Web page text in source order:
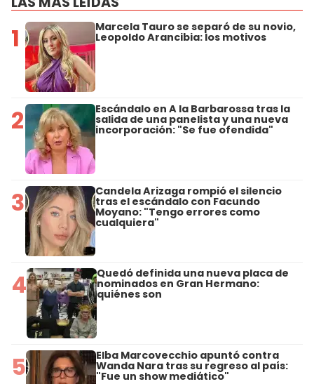
1 Marcela Tauro se separó de su novio,
Leopoldo Arancibia: los motivos
2 Escándalo en A la Barbarossa tras la
salida de una panelista y una nueva
incorporación: "Se fue ofendida"
3 Candela Arizaga rompió el silencio
tras el escándalo con Facundo
Moyano: "Tengo errores como
cualquiera"
4 Quedó definida una nueva placa de
nominados en Gran Hermano:
quiénes son
5 Elba Marcovecchio apuntó contra
Wanda Nara tras su regreso al país:
"Fue un show mediático"